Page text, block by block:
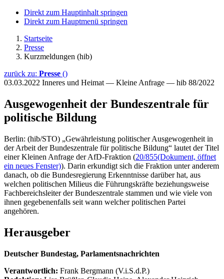
Direkt zum Hauptinhalt springen
Direkt zum Hauptmenü springen
Startseite
Presse
Kurzmeldungen (hib)
zurück zu: Presse ()
03.03.2022 Inneres und Heimat — Kleine Anfrage — hib 88/2022
Ausgewogenheit der Bundeszentrale für
politische Bildung
Berlin: (hib/STO) „Gewährleistung politischer Ausgewogenheit in
der Arbeit der Bundeszentrale für politische Bildung“ lautet der Titel
einer Kleinen Anfrage der AfD-Fraktion (20/855(Dokument, öffnet
ein neues Fenster)). Darin erkundigt sich die Fraktion unter anderem
danach, ob die Bundesregierung Erkenntnisse darüber hat, aus
welchen politischen Milieus die Führungskräfte beziehungsweise
Fachbereichsleiter der Bundeszentrale stammen und wie viele von
ihnen gegebenenfalls seit wann welcher politischen Partei
angehören.
Herausgeber
Deutscher Bundestag, Parlamentsnachrichten
Verantwortlich: Frank Bergmann (V.i.S.d.P.)